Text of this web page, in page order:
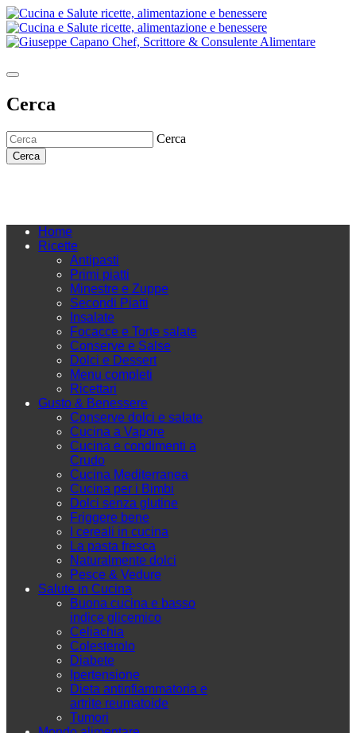
Cerca
Cerca
Cerca
Home
Ricette
Antipasti
Primi piatti
Minestre e Zuppe
Secondi Piatti
Insalate
Focacce e Torte salate
Conserve e Salse
Dolci e Dessert
Menu completi
Ricettari
Gusto & Benessere
Conserve dolci e salate
Cucina a Vapore
Cucina e condimenti a
Crudo
Cucina Mediterranea
Cucina per i Bimbi
Dolci senza glutine
Friggere bene
I cereali in cucina
La pasta fresca
Naturalmente dolci
Pesce & Vedure
Salute in Cucina
Buona cucina e basso
indice glicemico
Celiachia
Colesterolo
Diabete
Ipertensione
Dieta antinfiammatoria e
artrite reumatoide
Tumori